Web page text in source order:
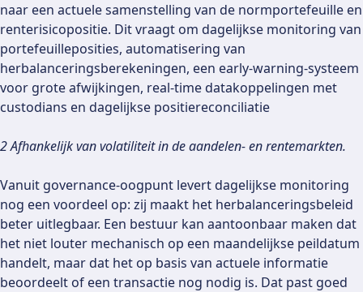
naar een actuele samenstelling van de normportefeuille en
renterisicopositie. Dit vraagt om dagelijkse monitoring van
portefeuilleposities, automatisering van
herbalanceringsberekeningen, een early-warning-systeem
voor grote afwijkingen, real-time datakoppelingen met
custodians en dagelijkse positiereconciliatie
2Afhankelijk van volatiliteit in de aandelen- en rentemarkten.
Vanuit governance-oogpunt levert dagelijkse monitoring
nog een voordeel op: zij maakt het herbalanceringsbeleid
beter uitlegbaar. Een bestuur kan aantoonbaar maken dat
het niet louter mechanisch op een maandelijkse peildatum
handelt, maar dat het op basis van actuele informatie
beoordeelt of een transactie nog nodig is. Dat past goed